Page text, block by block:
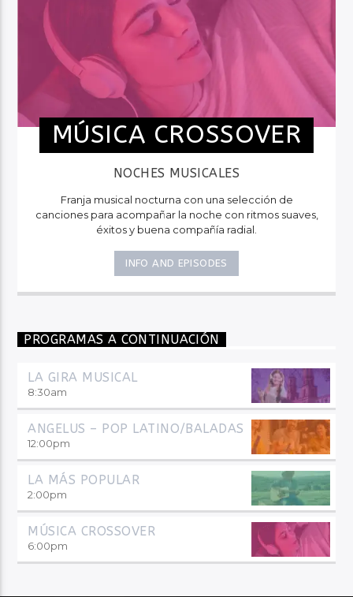
MÚSICA CROSSOVER
NOCHES MUSICALES
Franja musical nocturna con una selección de
canciones para acompañar la noche con ritmos suaves,
éxitos y buena compañía radial.
INFO AND EPISODES
PROGRAMAS A CONTINUACIÓN
LA GIRA MUSICAL
8:30am
ANGELUS – POP LATINO/BALADAS
12:00pm
LA MÁS POPULAR
2:00pm
MÚSICA CROSSOVER
6:00pm